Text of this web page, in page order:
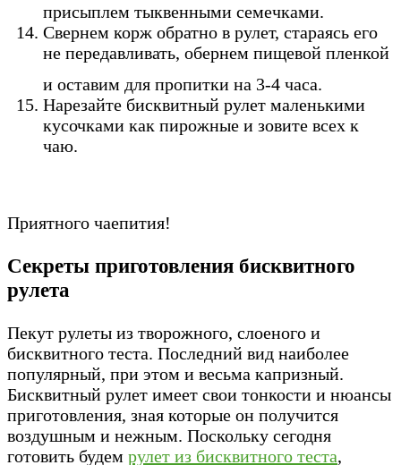
присыплем тыквенными семечками.
Свернем корж обратно в рулет, стараясь его
не передавливать, обернем пищевой пленкой
и оставим для пропитки на 3-4 часа.
Нарезайте бисквитный рулет маленькими
кусочками как пирожные и зовите всех к
чаю.
Приятного чаепития!
Секреты приготовления бисквитного
рулета
Пекут рулеты из творожного, слоеного и
бисквитного теста. Последний вид наиболее
популярный, при этом и весьма капризный.
Бисквитный рулет имеет свои тонкости и нюансы
приготовления, зная которые он получится
воздушным и нежным. Поскольку сегодня
готовить будем рулет из бисквитного теста,